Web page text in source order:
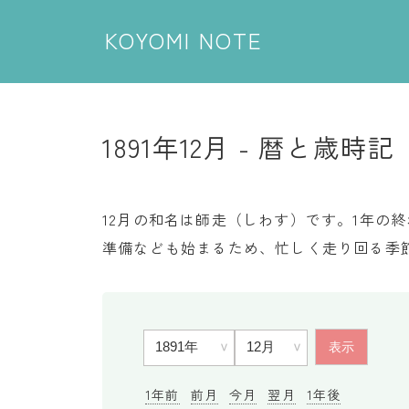
KOYOMI NOTE
1891年12月 - 暦と歳時記
12月の和名は師走（しわす）です。1年の
準備なども始まるため、忙しく走り回る季
1年前 前月 今月 翌月 1年後